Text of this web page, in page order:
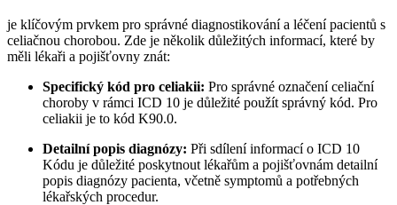
je klíčovým prvkem pro správné diagnostikování a​ léčení pacientů s
celiačnou chorobou.⁤ Zde⁢ je několik důležitých informací, které ‍by
měli lékaři a pojišťovny znát:
Specifický kód pro celiakii: Pro správné označení celiační⁤
choroby v rámci⁤ ICD ⁣10 ‌je důležité použít správný kód. Pro
celiakii⁣ je to ‍kód K90.0.
Detailní ​popis diagnózy: Při sdílení informací⁢ o ICD ⁣10
Kódu je‌ důležité poskytnout lékařům a pojišťovnám detailní
popis diagnózy pacienta, včetně⁣ symptomů a​ potřebných
lékařských procedur.